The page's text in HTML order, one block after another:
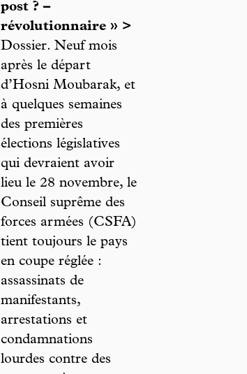
post ? –
révolutionnaire » >
Dossier. Neuf mois
après le départ
d’Hosni Moubarak, et
à quelques semaines
des premières
élections législatives
qui devraient avoir
lieu le 28 novembre, le
Conseil suprême des
forces armées (CSFA)
tient toujours le pays
en coupe réglée :
assassinats de
manifestants,
arrestations et
condamnations
lourdes contre des